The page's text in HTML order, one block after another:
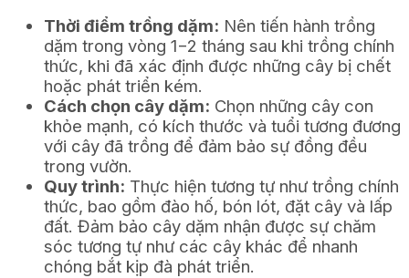
Thời điểm trồng dặm: Nên tiến hành trồng
dặm trong vòng 1−2 tháng sau khi trồng chính
thức, khi đã xác định được những cây bị chết
hoặc phát triển kém.
Cách chọn cây dặm: Chọn những cây con
khỏe mạnh, có kích thước và tuổi tương đương
với cây đã trồng để đảm bảo sự đồng đều
trong vườn.
Quy trình: Thực hiện tương tự như trồng chính
thức, bao gồm đào hố, bón lót, đặt cây và lấp
đất. Đảm bảo cây dặm nhận được sự chăm
sóc tương tự như các cây khác để nhanh
chóng bắt kịp đà phát triển.